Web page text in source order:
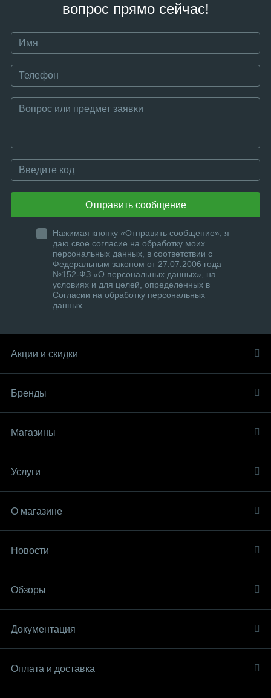
вопрос прямо сейчас!
Отправить сообщение
Нажимая кнопку «Отправить сообщение», я
даю свое согласие на обработку моих
персональных данных, в соответствии с
Федеральным законом от 27.07.2006 года
№152-ФЗ «О персональных данных», на
условиях и для целей, определенных в
Согласии на обработку персональных
данных
Акции и скидки
Бренды
Магазины
Услуги
О магазине
Новости
Обзоры
Документация
Оплата и доставка